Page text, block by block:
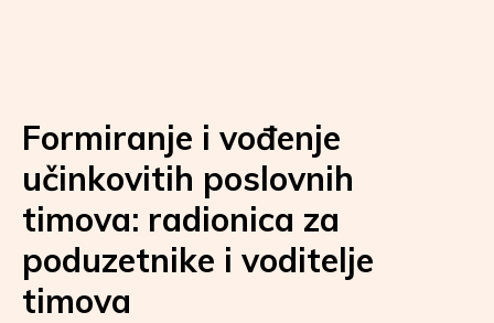
Formiranje i vođenje
učinkovitih poslovnih
timova: radionica za
poduzetnike i voditelje
timova